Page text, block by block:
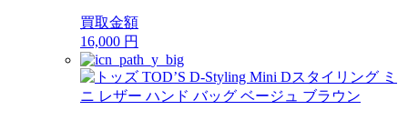
買取金額
16,000 円